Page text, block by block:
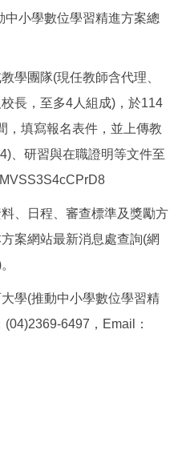
小學數位學習精進方案總
學團隊(現任教師含代理、
長，至多4人組成)，於114
，填寫報名表件，並上傳教
、研習與在職證明等文件至
、日程、審查標準及獎勵方
案網站最新消息處查詢(網
學(推動中小學數位學習精
6497，Email：